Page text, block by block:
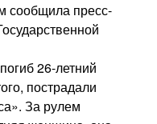
сообщила пресс-
26-летний
пострадали
За рулем